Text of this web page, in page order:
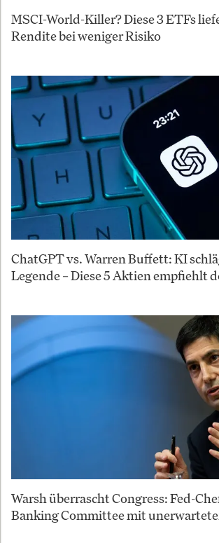
MSCI-World-Killer? Diese 3 ETFs
Rendite bei weniger Risiko
ChatGPT vs. Warren Buffett: KI
Legende – Diese 5 Aktien empfiehlt
Warsh überrascht Congress: Fed-
Banking Committee mit